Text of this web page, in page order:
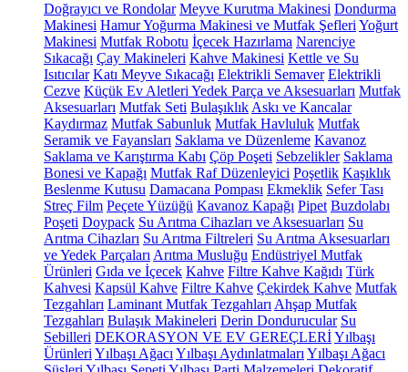
Doğrayıcı ve Rondolar Meyve Kurutma Makinesi Dondurma
Makinesi Hamur Yoğurma Makinesi ve Mutfak Şefleri Yoğurt
Makinesi Mutfak Robotu İçecek Hazırlama Narenciye
Sıkacağı Çay Makineleri Kahve Makinesi Kettle ve Su
Isıtıcılar Katı Meyve Sıkacağı Elektrikli Semaver Elektrikli
Cezve Küçük Ev Aletleri Yedek Parça ve Aksesuarları Mutfak
Aksesuarları Mutfak Seti Bulaşıklık Askı ve Kancalar
Kaydırmaz Mutfak Sabunluk Mutfak Havluluk Mutfak
Seramik ve Fayansları Saklama ve Düzenleme Kavanoz
Saklama ve Karıştırma Kabı Çöp Poşeti Sebzelikler Saklama
Bonesi ve Kapağı Mutfak Raf Düzenleyici Poşetlik Kaşıklık
Beslenme Kutusu Damacana Pompası Ekmeklik Sefer Tası
Streç Film Peçete Yüzüğü Kavanoz Kapağı Pipet Buzdolabı
Poşeti Doypack Su Arıtma Cihazları ve Aksesuarları Su
Arıtma Cihazları Su Arıtma Filtreleri Su Arıtma Aksesuarları
ve Yedek Parçaları Arıtma Musluğu Endüstriyel Mutfak
Ürünleri Gıda ve İçecek Kahve Filtre Kahve Kağıdı Türk
Kahvesi Kapsül Kahve Filtre Kahve Çekirdek Kahve Mutfak
Tezgahları Laminant Mutfak Tezgahları Ahşap Mutfak
Tezgahları Bulaşık Makineleri Derin Dondurucular Su
Sebilleri DEKORASYON VE EV GEREÇLERİYılbaşı
Ürünleri Yılbaşı Ağacı Yılbaşı Aydınlatmaları Yılbaşı Ağacı